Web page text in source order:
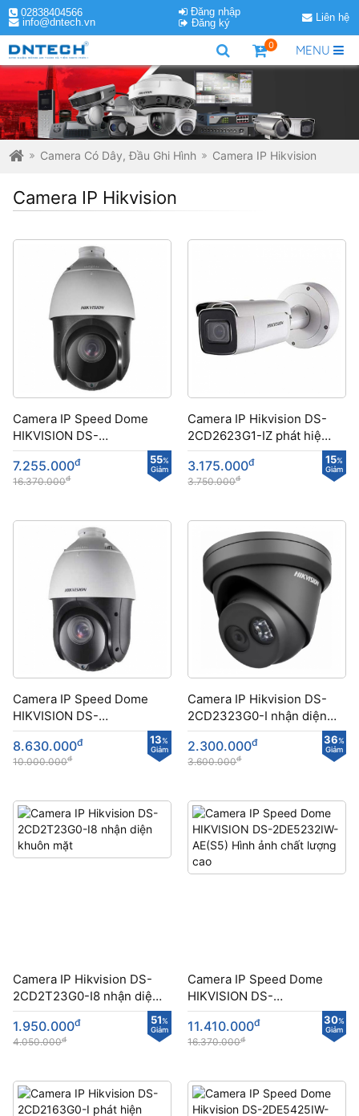
02838404566
info@dntech.vn
Đăng nhập
Đăng ký
Liên hệ
MENU
0
Camera Có Dây, Đầu Ghi Hình Camera IP Hikvision
Camera IP Hikvision
Camera IP Speed Dome
HIKVISION DS-
2DE4415IW-DE(S5) nhận
diện khuôn mặt
55%
Giảm
7.255.000đ
16.370.000đ
Camera IP Hikvision DS-
2CD2623G1-IZ phát hiện
khuôn mặt
15%
Giảm
3.175.000đ
3.750.000đ
Camera IP Speed Dome
HIKVISION DS-
2DE4425IW-DE(S5) hình
ảnh siêu nét
13%
Giảm
8.630.000đ
10.000.000đ
Camera IP Hikvision DS-
2CD2323G0-I nhận diện
khuôn mặt
36%
Giảm
2.300.000đ
3.600.000đ
Camera IP Hikvision DS-
2CD2T23G0-I8 nhận diện
khuôn mặt
51%
Giảm
1.950.000đ
4.050.000đ
Camera IP Speed Dome
HIKVISION DS-
2DE5232IW-AE(S5) Hình
ảnh chất lượng cao
30%
Giảm
11.410.000đ
16.370.000đ